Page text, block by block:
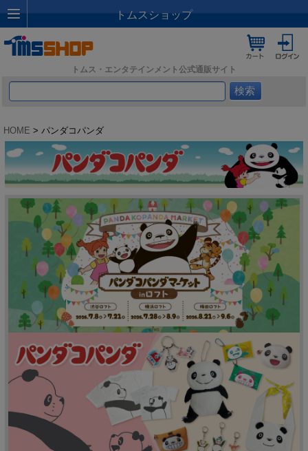
トムスショップ
トムス・エンタテインメント公式通販サイト
HOME > パンダコパンダ